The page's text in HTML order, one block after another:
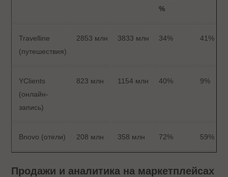
%
Travelline
(путешествия)
2853 млн 3833 млн 34% 41%
YClients
(онлайн-
запись)
823 млн 1154 млн 40% 9%
Bnovo (отели) 208 млн 358 млн 72% 59%
Продажи и аналитика на маркетплейсах